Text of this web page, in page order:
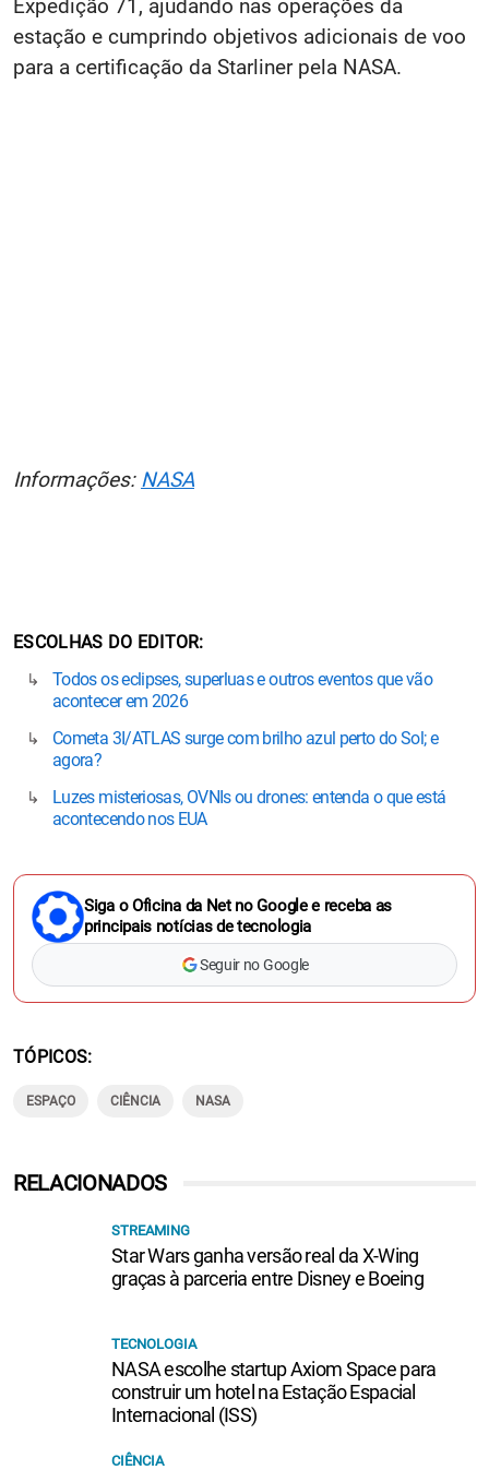
Expedição 71, ajudando nas operações da
estação e cumprindo objetivos adicionais de voo
para a certificação da Starliner pela NASA​.
Informações: NASA
ESCOLHAS DO EDITOR
Todos os eclipses, superluas e outros eventos que vão
acontecer em 2026
Cometa 3I/ATLAS surge com brilho azul perto do Sol; e
agora?
Luzes misteriosas, OVNIs ou drones: entenda o que está
acontecendo nos EUA
Siga o Oficina da Net no Google e receba as
principais notícias de tecnologia
Seguir no Google
TÓPICOS
ESPAÇO CIÊNCIA NASA
RELACIONADOS
STREAMING
Star Wars ganha versão real da X-Wing
graças à parceria entre Disney e Boeing
TECNOLOGIA
NASA escolhe startup Axiom Space para
construir um hotel na Estação Espacial
Internacional (ISS)
CIÊNCIA